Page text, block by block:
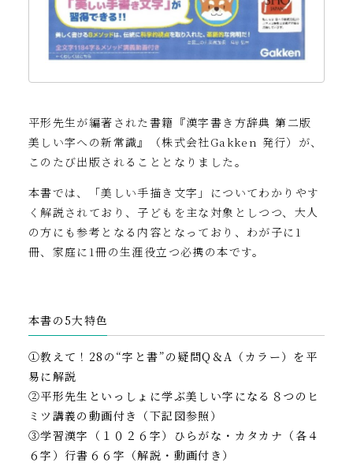
平形先生が編著された書籍『漢字書き方辞典 第二版
美しい字への新常識』（株式会社Gakken 発行）が、
このたび出版されることとなりました。
本書では、「美しい手描き文字」についてわかりやす
く解説されており、子どもを主な対象としつつ、大人
の方にも参考となる内容となっており、わが子に1
冊、家庭に1冊の生涯役立つ必携の本です。
本書の5大特色
①教えて！28の“字と書”の疑問Q＆A（カラー）を平
易に解説
②平形先生といっしょに学ぶ美しい字になる８つのヒ
ミツ講義の動画付き（下記図参照）
③学習漢字（１０２６字）ひらがな・カタカナ（各４
６字）行書６６字（解説・動画付き）